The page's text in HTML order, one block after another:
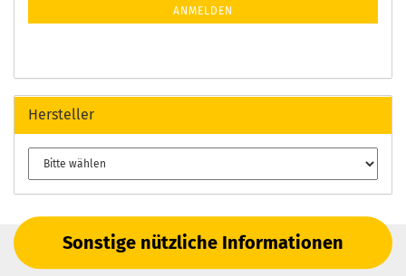
ANMELDEN
Hersteller
Sonstige nützliche Informationen